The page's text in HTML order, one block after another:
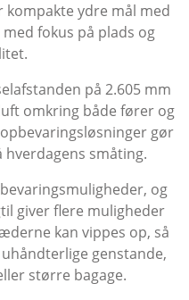
kompakte ydre mål med
fokus på plads og
på 2.605 mm
omkring både fører og
gør
småting.
og
giver flere muligheder
kan vippes op, så
genstande,
større bagage.